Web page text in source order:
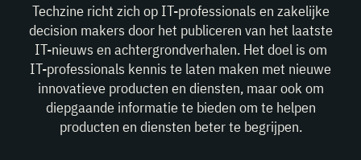
Techzine richt zich op IT-professionals en zakelijke
decision makers door het publiceren van het laatste
IT-nieuws en achtergrondverhalen. Het doel is om
IT-professionals kennis te laten maken met nieuwe
innovatieve producten en diensten, maar ook om
diepgaande informatie te bieden om te helpen
producten en diensten beter te begrijpen.